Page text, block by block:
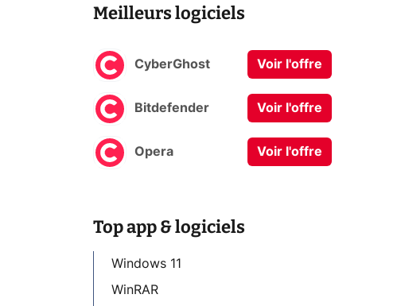
Meilleurs logiciels
CyberGhost Voir l'offre
Bitdefender Voir l'offre
Opera Voir l'offre
Top app & logiciels
Windows 11
WinRAR